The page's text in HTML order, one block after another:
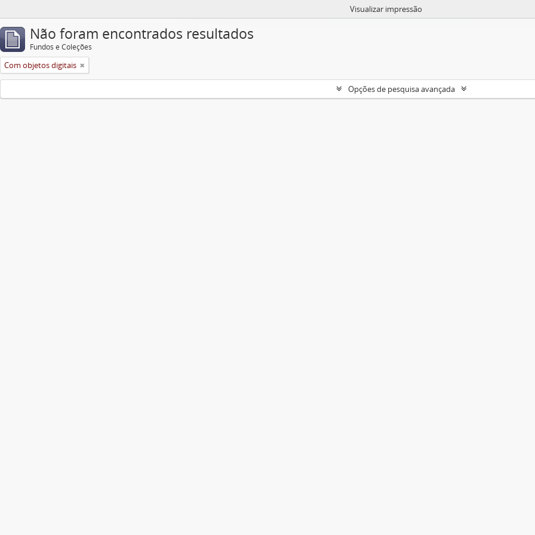
Visualizar impressão
Não foram encontrados resultados
Fundos e Coleções
Com objetos digitais
Opções de pesquisa avançada